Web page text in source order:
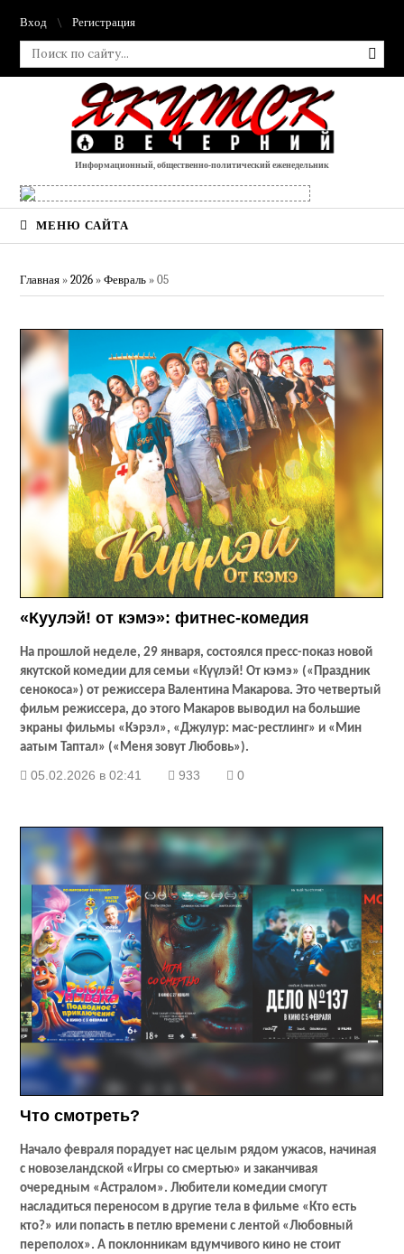
Вход Регистрация
Информационный, общественно-политический еженедельник
МЕНЮ САЙТА
Главная »2026 » Февраль » 05
«Кyyлэй! от кэмэ»: фитнес-комедия
На прошлой неделе, 29 января, состоялся пресс-показ новой
якутской комедии для семьи «Күүлэй! От кэмэ» («Праздник
сенокоса») от режиссера Валентина Макарова. Это четвертый
фильм режиссера, до этого Макаров выводил на большие
экраны фильмы «Кэрэл», «Джулур: мас-рестлинг» и «Мин
аатым Таптал» («Меня зовут Любовь»).
05.02.2026 в 02:41 933 0
Что смотреть?
Начало февраля порадует нас целым рядом ужасов, начиная
с новозеландской «Игры со смертью» и заканчивая
очередным «Астралом». Любители комедии смогут
насладиться переносом в другие тела в фильме «Кто есть
кто?» или попасть в петлю времени с лентой «Любовный
переполох». А поклонникам вдумчивого кино не стоит